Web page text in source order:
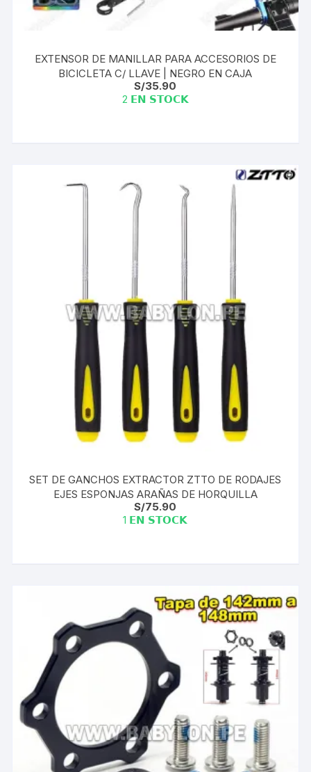
EXTENSOR DE MANILLAR PARA ACCESORIOS DE
BICICLETA C/ LLAVE | NEGRO EN CAJA
S/35.90
2 𝗘𝗡 𝗦𝗧𝗢𝗖𝗞
SET DE GANCHOS EXTRACTOR ZTTO DE RODAJES
EJES ESPONJAS ARAÑAS DE HORQUILLA
S/75.90
1 𝗘𝗡 𝗦𝗧𝗢𝗖𝗞